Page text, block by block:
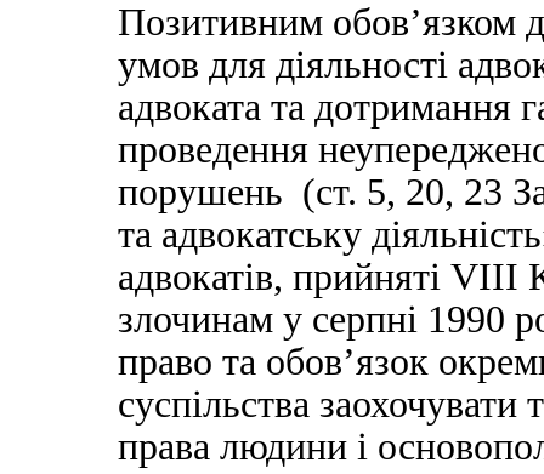
Позитивним обов’язком
умов для діяльності
адвоката та дотримання
проведення
порушень (ст. 5, 20, 23
та адвокатську
адвокатів, прийняті
злочинам у серпні 1990
право та обов’язок
суспільства заохочувати
права людини і